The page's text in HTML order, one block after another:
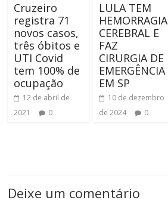
Cruzeiro
registra 71
novos casos,
três óbitos e
UTI Covid
tem 100% de
ocupação
12 de abril de
2021
0
LULA TEM
HEMORRAGIA
CEREBRAL E
FAZ
CIRURGIA DE
EMERGÊNCIA
EM SP
10 de dezembro
de 2024
0
Deixe um comentário